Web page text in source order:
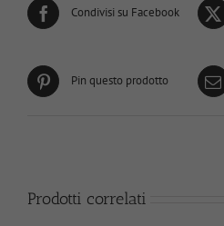
Condivisi su Facebook
Pin questo prodotto
Prodotti correlati